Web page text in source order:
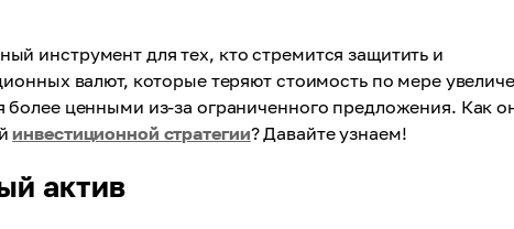
инструмент для тех, кто стремится защитить и
валют, которые теряют стоимость по мере
ценными из-за ограниченного предложения. Как
инвестиционной стратегии? Давайте узнаем!
актив